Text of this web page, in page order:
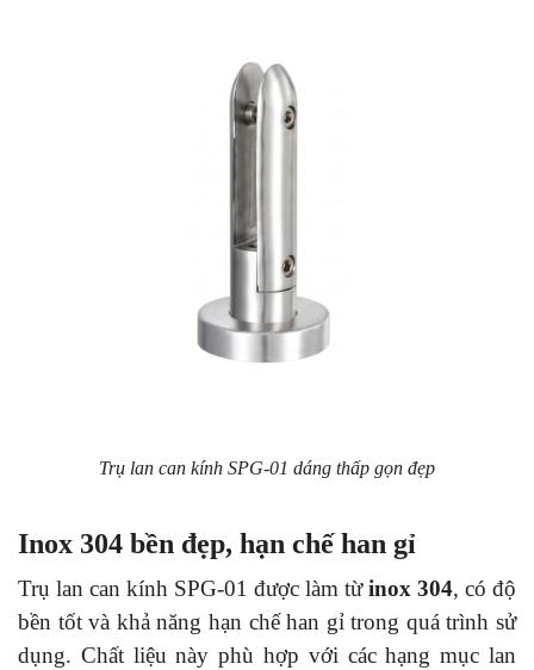
Trụ lan can kính SPG-01 dáng thấp gọn đẹp
Inox 304 bền đẹp, hạn chế han gỉ
Trụ lan can kính SPG-01 được làm từinox 304, có độ
bền tốt và khả năng hạn chế han gỉ trong quá trình sử
dụng. Chất liệu này phù hợp với các hạng mục lan